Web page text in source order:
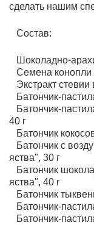
сделать нашим
Состав:
Шоколадно-
Семена конопли
Экстракт
Батончик-
Батончик-
40 г
Батончик
Батончик с
яства", 30 г
Батончик
яства", 40 г
Батончик
Батончик-
Батончик-